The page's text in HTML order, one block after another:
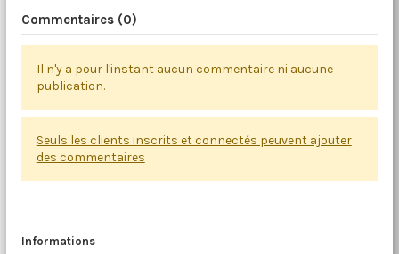
Commentaires (0)
Il n'y a pour l'instant aucun commentaire ni aucune
publication.
Seuls les clients inscrits et connectés peuvent ajouter
des commentaires
Informations